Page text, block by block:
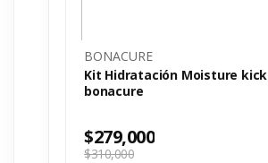
BONACURE
Kit Hidratación Moisture kick
bonacure
$310,000
$279,000